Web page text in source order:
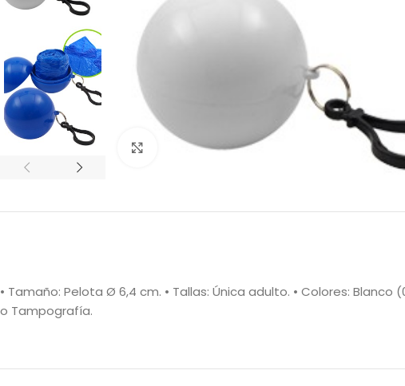
Clic para ampliar
• Tamaño: Pelota Ø 6,4 cm. • Tallas: Única adulto. • Colores:
o Tampografía.